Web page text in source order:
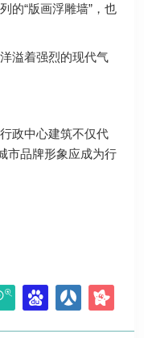
的“版画浮雕墙”，也
溢着强烈的现代气
政中心建筑不仅代
市品牌形象应成为行